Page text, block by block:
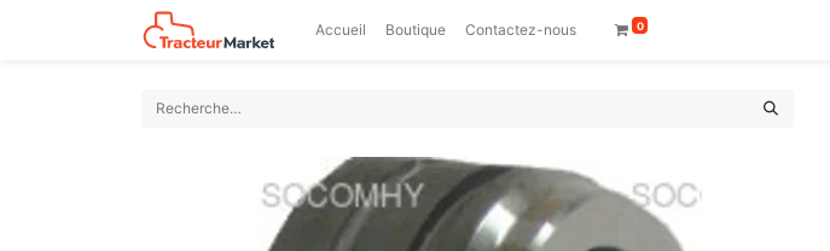
Accueil Boutique Contactez-nous 0